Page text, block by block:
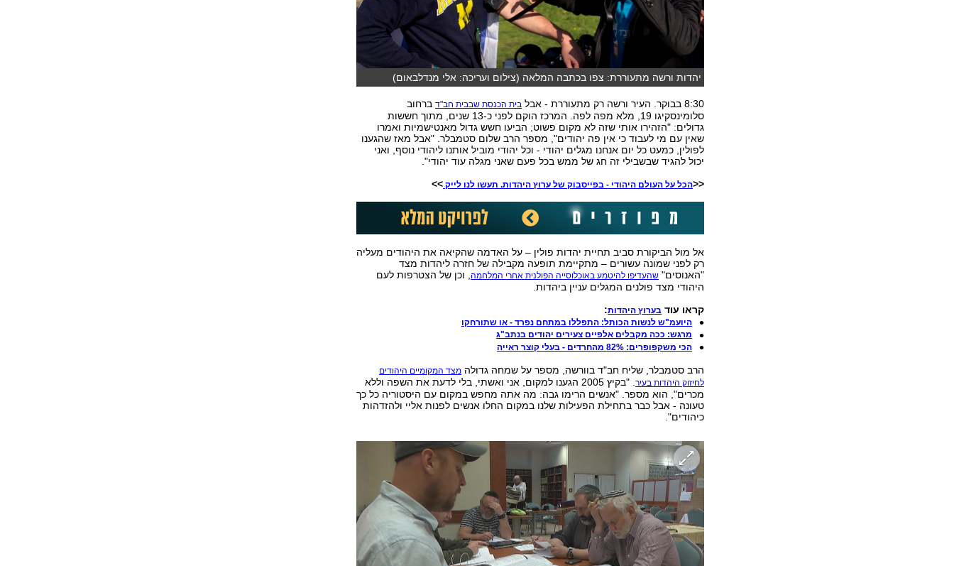
יהדות ורשה מתעוררת: צפו בכתבה המלאה (צילום ועריכה: אלי מנדלבאום)
8:30 בבוקר. העיר ורשה רק מתעוררת - אבל בית הכנסת שבבית חב"דברחוב
סלומינסקיגו 19, מלא מפה לפה. המרכז הוקם לפני כ-13 שנים, מתוך חששות
גדולים: "הזהירו אותי שזה לא מקום פשוט; הביעו חשש גדול מאנטישמיות ואמרו
שאין עם מי לעבוד כי אין פה יהודים", מספר הרב שלום סטמבלר. "אבל מאז שהגענו
לפולין, כמעט כל יום אנחנו מגלים יהודי - וכל יהודי מוביל אותנו ליהודי נוסף, ואני
יכול להגיד שבשבילי זה חג של ממש בכל פעם שאני מגלה עוד יהודי".
<<הכל על העולם היהודי - בפייסבוק של ערוץ היהדות. תעשו לנו לייק >>
אל מול הביקורת סביב תחיית יהדות פולין – על האדמה שהקיאה את היהודים מעליה
רק לפני שמונה עשורים – מתקיימת תופעה מקבילה של חזרה ליהדות מצד
"האנוסים" שהעדיפו להיטמע באוכלוסייה הפולנית אחרי המלחמה, וכן של הצטרפות לעם
היהודי מצד פולנים המגלים עניין ביהדות.
קראו עוד בערוץ היהדות:
היועמ"ש לנשות הכותל: התפללו במתחם נפרד - או שתורחקו
מרגש: ככה מקבלים אלפיים צעירים יהודים בנתב"ג
הכי משקפופרים: 82% מהחרדים - בעלי קוצר ראייה
הרב סטמבלר, שליח חב"ד בוורשה, מספר על שמחה גדולה מצד המקומיים היהודים
לחיזוק היהדות בעיר
. "בקיץ 2005 הגענו למקום, אני ואשתי, בלי לדעת את השפה וללא
מכרים", הוא מספר. "אנשים הרימו גבה: מה אתה מחפש במקום עם היסטוריה כל כך
טעונה - אבל כבר בתחילת הפעילות שלנו במקום החלו אנשים לפנות אליי ולהזדהות
כיהודים".